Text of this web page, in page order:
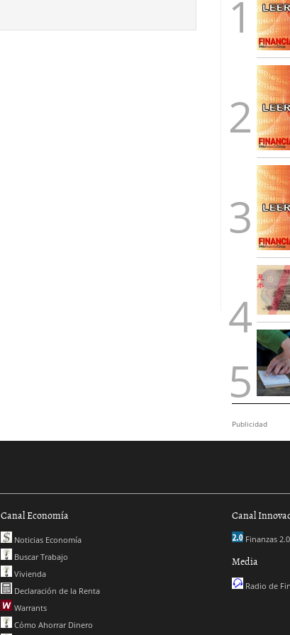
Publicidad
Canal Economía
Noticias Economía
Buscar Trabajo
Vivienda
Declaración de la Renta
Warrants
Cómo Ahorrar Dinero
Canal
Finanzas 2.0
Media
Radio de